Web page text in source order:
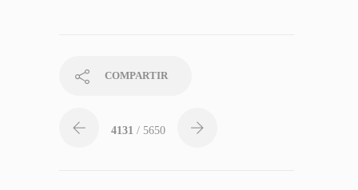
COMPARTIR
4131 / 5650